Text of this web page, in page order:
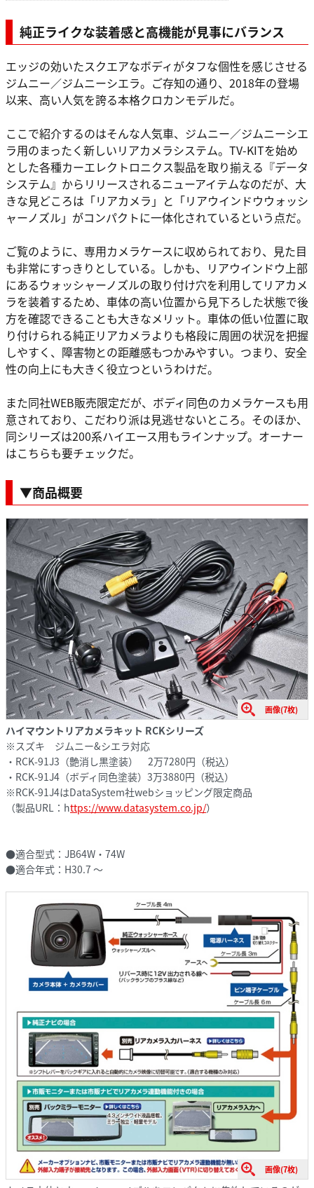
純正ライクな装着感と高機能が見事にバランス
エッジの効いたスクエアなボディがタフな個性を感じさせる
ジムニー／ジムニーシエラ。ご存知の通り、2018年の登場
以来、高い人気を誇る本格クロカンモデルだ。
ここで紹介するのはそんな人気車、ジムニー／ジムニーシエ
ラ用のまったく新しいリアカメラシステム。TV-KITを始め
とした各種カーエレクトロニクス製品を取り揃える『データ
システム』からリリースされるニューアイテムなのだが、大
きな見どころは「リアカメラ」と「リアウインドウウォッシ
ャーノズル」がコンパクトに一体化されているという点だ。
ご覧のように、専用カメラケースに収められており、見た目
も非常にすっきりとしている。しかも、リアウインドウ上部
にあるウォッシャーノズルの取り付け穴を利用してリアカメ
ラを装着するため、車体の高い位置から見下ろした状態で後
方を確認できることも大きなメリット。車体の低い位置に取
り付けられる純正リアカメラよりも格段に周囲の状況を把握
しやすく、障害物との距離感もつかみやすい。つまり、安全
性の向上にも大きく役立つというわけだ。
また同社WEB販売限定だが、ボディ同色のカメラケースも用
意されており、こだわり派は見逃せないところ。そのほか、
同シリーズは200系ハイエース用もラインナップ。オーナー
はこちらも要チェックだ。
▼商品概要
画像(7枚)
ハイマウントリアカメラキット RCKシリーズ
※スズキ ジムニー&シエラ対応
・RCK-91J3（艶消し黒塗装） 2万7280円（税込）
・RCK-91J4（ボディ同色塗装）3万3880円（税込）
※RCK-91J4はDataSystem社webショッピング限定商品
（製品URL：https://www.datasystem.co.jp/）
●適合型式：JB64W・74W
●適合年式：H30.7 ～
画像(7枚)